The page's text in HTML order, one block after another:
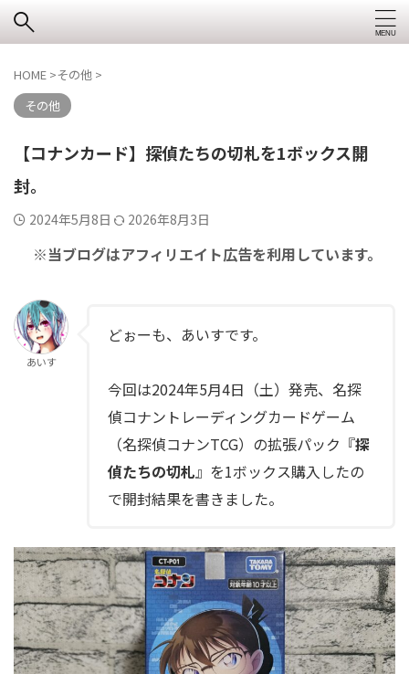
HOME >その他 >
その他
【コナンカード】探偵たちの切札を1ボックス開
封。
2024年5月8日 2026年8月3日
※当ブログはアフィリエイト広告を利用しています。
あいす
どぉーも、あいすです。
今回は2024年5月4日（土）発売、名探
偵コナントレーディングカードゲーム
（名探偵コナンTCG）の拡張パック『探
偵たちの切札』を1ボックス購入したの
で開封結果を書きました。